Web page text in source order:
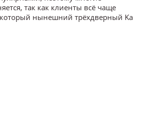
так как клиенты всё чаще
нынешний трёхдверный Ka